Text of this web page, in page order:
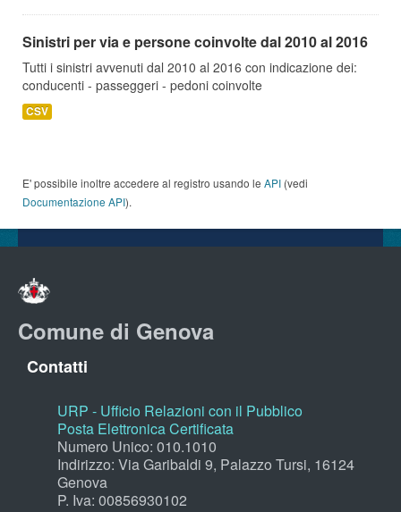
Sinistri per via e persone coinvolte dal 2010 al 2016
Tutti i sinistri avvenuti dal 2010 al 2016 con indicazione dei:
conducenti - passeggeri - pedoni coinvolte
CSV
E' possibile inoltre accedere al registro usando le API (vedi
Documentazione API).
Comune di Genova
Contatti
URP - Ufficio Relazioni con il Pubblico
Posta Elettronica Certificata
Numero Unico: 010.1010
Indirizzo: Via Garibaldi 9, Palazzo Tursi, 16124
Genova
P. Iva: 00856930102